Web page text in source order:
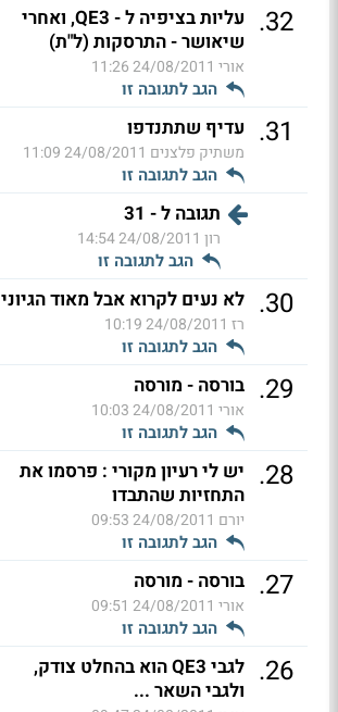
32
.
עליות בציפיה ל - QE3, ואחרי
שיאושר - התרסקות (ל"ת)
אורי 24/08/2011 11:26
הגב לתגובה זו
31
. עדיף שתתנדפו
משתיק פלצנים 24/08/2011 11:09
הגב לתגובה זו
תגובה ל - 31
רון 24/08/2011 14:54
הגב לתגובה זו
30
. לא נעים לקרוא אבל מאוד הגיוני
רז 24/08/2011 10:19
הגב לתגובה זו
29
. בורסה - מורסה
אורי 24/08/2011 10:03
הגב לתגובה זו
28
.
יש לי רעיון מקורי : פרסמו את
התחזיות שהתבדו
יורם 24/08/2011 09:53
הגב לתגובה זו
27
. בורסה - מורסה
אורי 24/08/2011 09:51
הגב לתגובה זו
26
.
לגבי QE3 הוא בהחלט צודק,
ולגבי השאר ...